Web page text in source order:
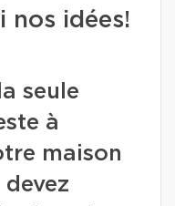
nos idées!
seule
à
maison